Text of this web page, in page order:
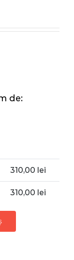
de:
310,00 lei
310,00 lei